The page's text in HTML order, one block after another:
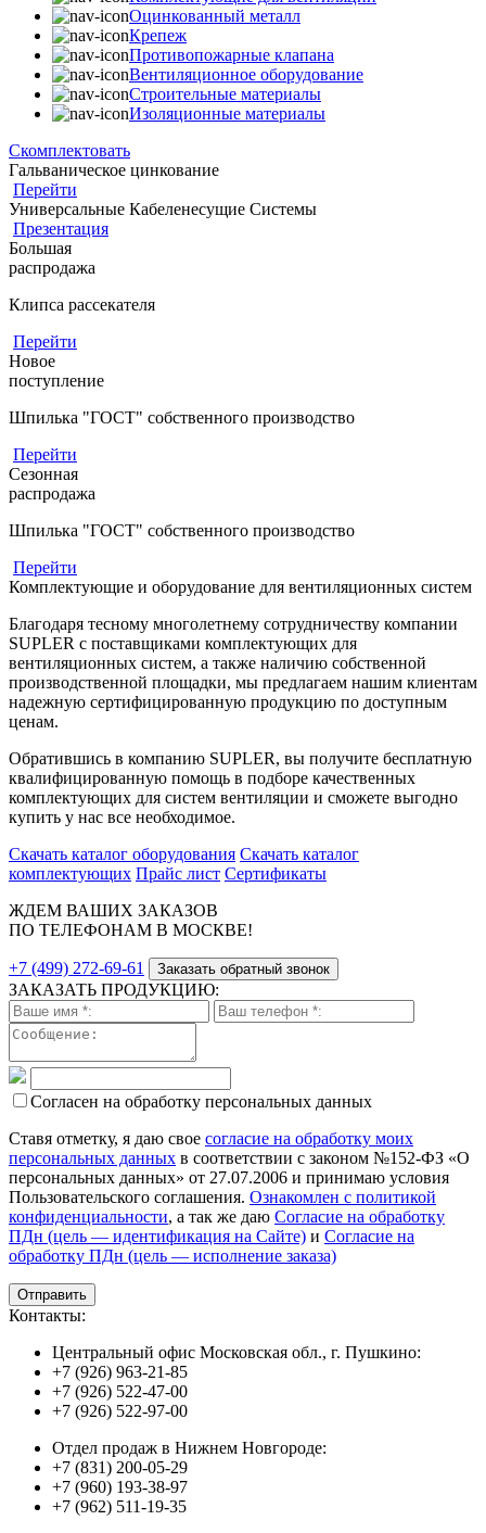
Оцинкованный металл
Крепеж
Противопожарные клапана
Вентиляционное оборудование
Строительные материалы
Изоляционные материалы
Скомплектовать
Гальваническое цинкование
Перейти
Универсальные Кабеленесущие Системы
Презентация
Большая
распродажа
Клипса рассекателя
Перейти
Новое
поступление
Шпилька "ГОСТ" собственного производство
Перейти
Сезонная
распродажа
Шпилька "ГОСТ" собственного производство
Перейти
Комплектующие и оборудование для вентиляционных систем
Благодаря тесному многолетнему сотрудничеству компании
SUPLER с поставщиками комплектующих для
вентиляционных систем, а также наличию собственной
производственной площадки, мы предлагаем нашим клиентам
надежную сертифицированную продукцию по доступным
ценам.
Обратившись в компанию SUPLER, вы получите бесплатную
квалифицированную помощь в подборе качественных
комплектующих для систем вентиляции и сможете выгодно
купить у нас все необходимое.
Скачать каталог оборудования Скачать каталог
комплектующих Прайс лист Сертификаты
ЖДЕМ ВАШИХ ЗАКАЗОВ
ПО ТЕЛЕФОНАМ В МОСКВЕ!
+7 (499) 272-69-61 Заказать обратный звонок
ЗАКАЗАТЬ ПРОДУКЦИЮ:
Согласен на обработку персональных данных
Ставя отметку, я даю свое согласие на обработку моих
персональных данных в соответствии с законом №152-ФЗ «О
персональных данных» от 27.07.2006 и принимаю условия
Пользовательского соглашения. Ознакомлен с политикой
конфиденциальности, а так же даю Согласие на обработку
ПДн (цель — идентификация на Сайте) и Согласие на
обработку ПДн (цель — исполнение заказа)
Контакты:
Центральный офис Московская обл., г. Пушкино:
+7 (926) 963-21-85
+7 (926) 522-47-00
+7 (926) 522-97-00
Отдел продаж в Нижнем Новгороде:
+7 (831) 200-05-29
+7 (960) 193-38-97
+7 (962) 511-19-35